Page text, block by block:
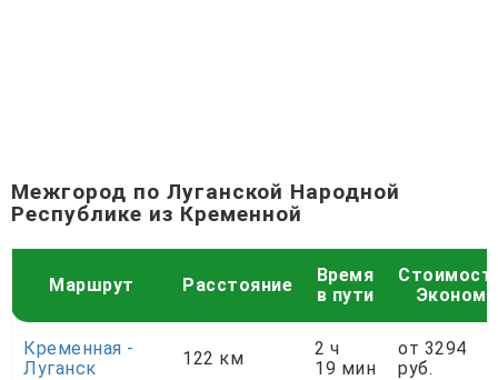
Межгород по Луганской Народной
Республике из Кременной
Маршрут Расстояние
Время
в пути
Эконом
Кременная -
Луганск
122 км
2 ч
19 мин
от 3294
руб.